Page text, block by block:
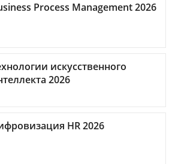
Process Management 2026
искусственного
2026
HR 2026